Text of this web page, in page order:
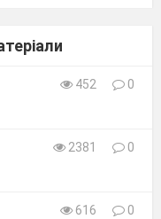
452
0
2381
0
616
0